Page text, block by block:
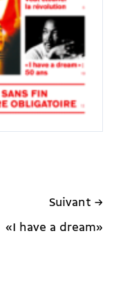
Suivant →
«I have a dream»